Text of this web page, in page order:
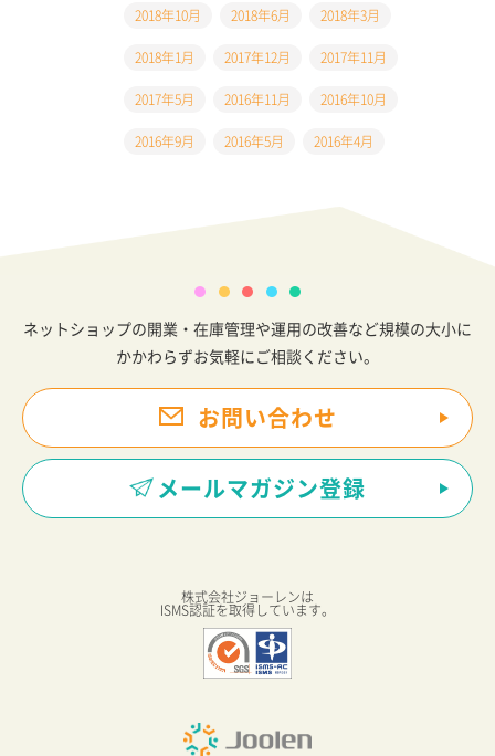
2018年10月 2018年6月 2018年3月
2018年1月 2017年12月 2017年11月
2017年5月 2016年11月 2016年10月
2016年9月 2016年5月 2016年4月
ネットショップの開業・在庫管理や運用の改善など規模の大小に
かかわらずお気軽にご相談ください。
お問い合わせ
メールマガジン登録
株式会社ジョーレンは
ISMS認証を取得しています。